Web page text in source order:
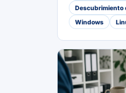
Descubrimiento
Windows